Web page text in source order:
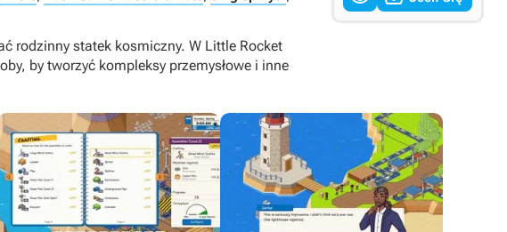
rodzinny statek kosmiczny. W Little Rocket
by tworzyć kompleksy przemysłowe i inne